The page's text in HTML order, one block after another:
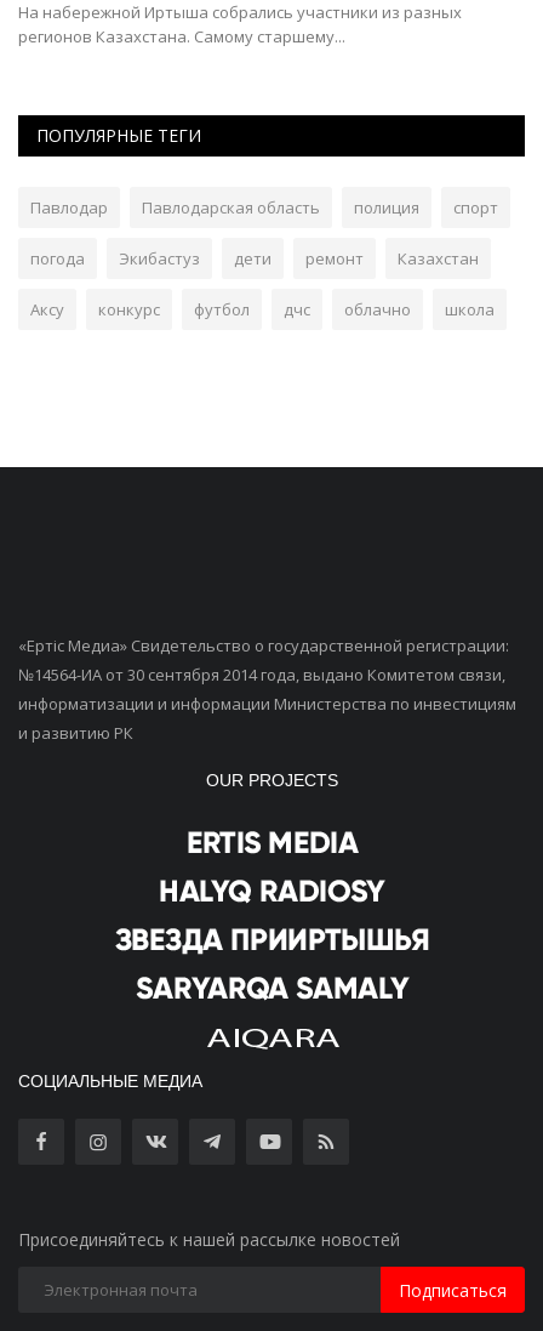
На набережной Иртыша собрались участники из разных
регионов Казахстана. Самому старшему...
ПОПУЛЯРНЫЕ ТЕГИ
Павлодар Павлодарская область полиция спорт
погода Экибастуз дети ремонт Казахстан
Аксу конкурс футбол дчс облачно школа
«Ертiс Медиа» Свидетельство о государственной регистрации:
№14564-ИА от 30 сентября 2014 года, выдано Комитетом связи,
информатизации и информации Министерства по инвестициям
и развитию РК
OUR PROJECTS
СОЦИАЛЬНЫЕ МЕДИА
Присоединяйтесь к нашей рассылке новостей
Подписаться